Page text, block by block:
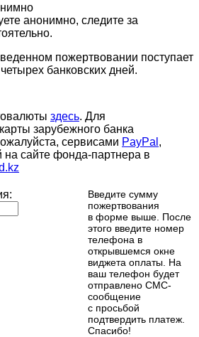
анонимно, следите за
пожертвовании поступает
банковских дней.
здесь. Для
зарубежного банка
сервисами PayPal ,
сайте фонда-партнера в
Введите сумму
пожертвования
в форме выше. После
этого введите номер
телефона в
открывшемся окне
виджета оплаты. На
ваш телефон будет
отправлено СМС-
сообщение
с просьбой
подтвердить платеж.
Cпасибо!